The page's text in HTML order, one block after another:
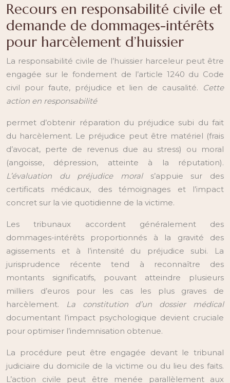
Recours en responsabilité civile et
demande de dommages-intérêts
pour harcèlement d’huissier
La responsabilité civile de l’huissier harceleur peut être
engagée sur le fondement de l’article 1240 du Code
civil pour faute, préjudice et lien de causalité.
Cette
action en responsabilité
permet d’obtenir réparation du préjudice subi du fait
du harcèlement. Le préjudice peut être matériel (frais
d’avocat, perte de revenus due au stress) ou moral
(angoisse, dépression, atteinte à la réputation).
L’évaluation du préjudice morals’appuie sur des
certificats médicaux, des témoignages et l’impact
concret sur la vie quotidienne de la victime.
Les tribunaux accordent généralement des
dommages-intérêts proportionnés à la gravité des
agissements et à l’intensité du préjudice subi. La
jurisprudence récente tend à reconnaître des
montants significatifs, pouvant atteindre plusieurs
milliers d’euros pour les cas les plus graves de
harcèlement.
La constitution d’un dossier médical
documentant l’impact psychologique devient cruciale
pour optimiser l’indemnisation obtenue.
La procédure peut être engagée devant le tribunal
judiciaire du domicile de la victime ou du lieu des faits.
L’action civile peut être menée parallèlement aux